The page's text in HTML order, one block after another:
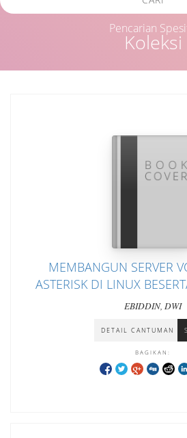
Koleksi
Pencarian
MEMBANGUN SERVER
ASTERISK DI LINUX
USER BERBASIS
EBIDDIN, DWI
DETAIL CANTUMAN
BAGIKAN: